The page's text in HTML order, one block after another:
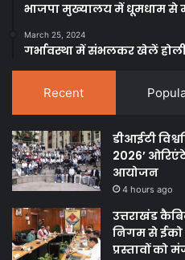
भाजपा मुख्यालय में धूमधाम से
March 25, 2024
गर्भावस्था में संभलकर खेलें
Recent
डीआईटी
2026’
आयोजन
4 hours ago
उत्तराखंड
निगम से ईको
प्रस्तावों को